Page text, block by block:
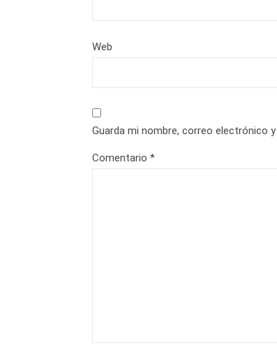
Web
Guarda mi nombre, correo electrónico
Comentario *